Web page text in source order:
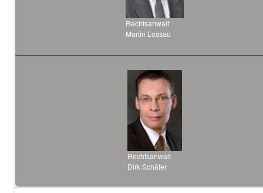
Rechtsanwalt
Martin Lossau
Rechtsanwalt
Dirk Schäfer